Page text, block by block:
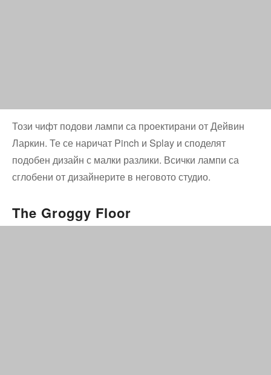
Този чифт подови лампи са проектирани от Дейвин
Ларкин. Те се наричат ​​​​Pinch и Splay и споделят
подобен дизайн с малки разлики. Всички лампи са
сглобени от дизайнерите в неговото студио.
The Groggy Floor